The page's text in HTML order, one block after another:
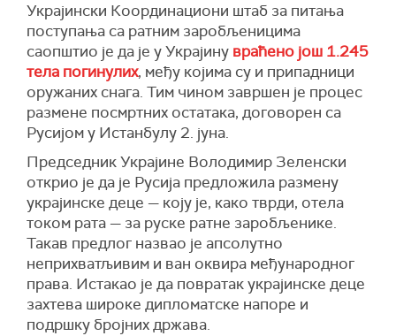
Украјински Координациони штаб за питања
поступања са ратним заробљеницима
саопштио је да је у Украјину враћено још 1.245
тела погинулих, међу којима су и припадници
оружаних снага. Тим чином завршен је процес
размене посмртних остатака, договорен са
Русијом у Истанбулу 2. јуна.
Председник Украјине Володимир Зеленски
открио је да је Русија предложила размену
украјинске деце — коју је, како тврди, отела
током рата — за руске ратне заробљенике.
Такав предлог назвао је апсолутно
неприхватљивим и ван оквира међународног
права. Истакао је да повратак украјинске деце
захтева широке дипломатске напоре и
подршку бројних држава.